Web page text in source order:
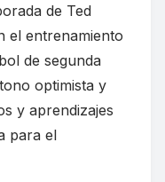
de Ted
el entrenamiento
de segunda
optimista y
y aprendizajes
para el